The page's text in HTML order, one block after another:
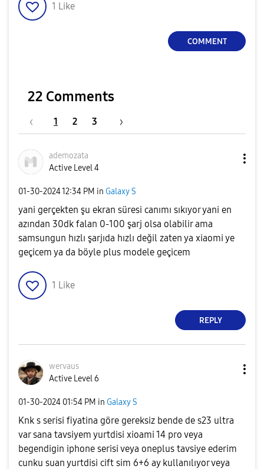
1 Like
COMMENT
22 Comments
1 2 3
ademozata
Active Level 4
‎01-30-202412:34 PM in Galaxy S
yani gerçekten şu ekran süresi canımı sıkıyor yani en
azından 30dk falan 0-100 şarj olsa olabilir ama
samsungun hızlı şarjıda hızlı değil zaten ya xiaomi ye
geçicem ya da böyle plus modele geçicem
1 Like
REPLY
wervaus
Active Level 6
‎01-30-2024 01:54 PM in Galaxy S
Knk s serisi fiyatina göre gereksiz bende de s23 ultra
var sana tavsiyem yurtdisi xioami 14 pro veya
begendigin iphone serisi veya oneplus tavsiye ederim
cunku suan yurtdisi cift sim 6+6 ay kullanılıyor veya